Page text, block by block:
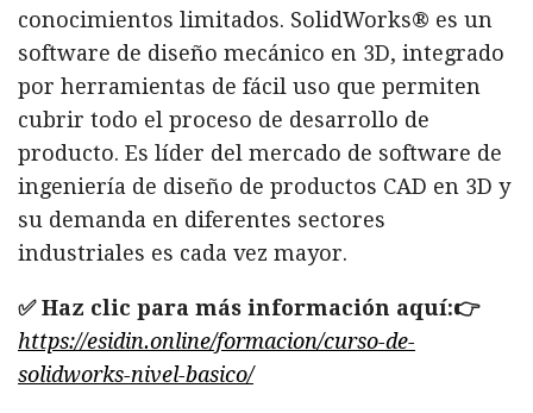
conocimientos limitados. SolidWorks® es un
software de diseño mecánico en 3D, integrado
por herramientas de fácil uso que permiten
cubrir todo el proceso de desarrollo de
producto. Es líder del mercado de software de
ingeniería de diseño de productos CAD en 3D y
su demanda en diferentes sectores
industriales es cada vez mayor.
✅ Haz clic para más información aquí:👉
https://esidin.online/formacion/curso-de-
solidworks-nivel-basico/